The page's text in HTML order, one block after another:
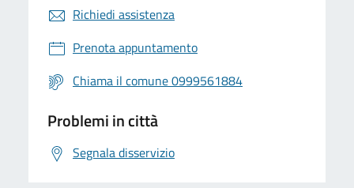
Richiedi assistenza
Prenota appuntamento
Chiama il comune 0999561884
Problemi in città
Segnala disservizio